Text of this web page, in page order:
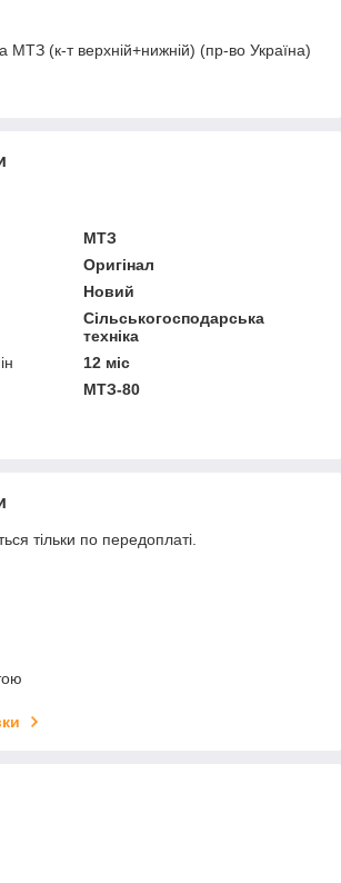
МТЗ (к-т верхній+нижній) (пр-во Україна)
МТЗ
Оригінал
Новий
Сільськогосподарська
техніка
12 міс
МТЗ-80
тільки по передоплаті.